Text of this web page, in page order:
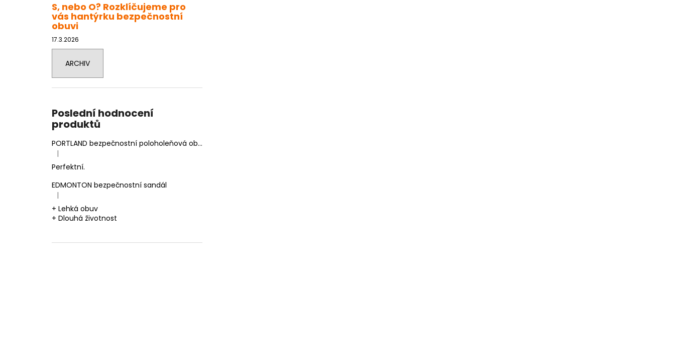
S, nebo O? Rozklíčujeme pro
vás hantýrku bezpečnostní
obuvi
17.3.2026
ARCHIV
Poslední hodnocení
produktů
PORTLAND bezpečnostní poloholeňová obuv
Hodnocení produktu je 5 z 5 hvězdiček.
|
Perfektní.
EDMONTON bezpečnostní sandál
Hodnocení produktu je 5 z 5 hvězdiček.
|
+ Lehká obuv
+ Dlouhá životnost